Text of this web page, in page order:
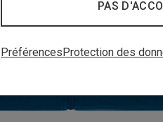
PAS
PréférencesProtection des